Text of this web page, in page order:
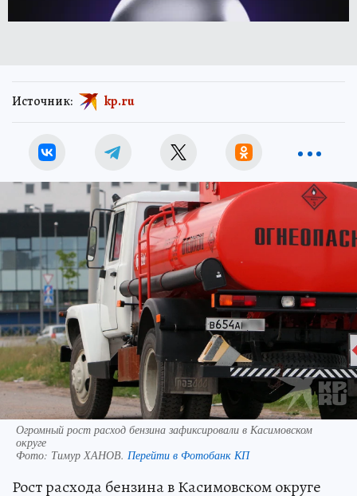
Источник: kp.ru
Огромный рост расход бензина зафиксировали в Касимовском
округе
Фото: Тимур ХАНОВ. Перейти в Фотобанк КП
Рост расхода бензина в Касимовском округе